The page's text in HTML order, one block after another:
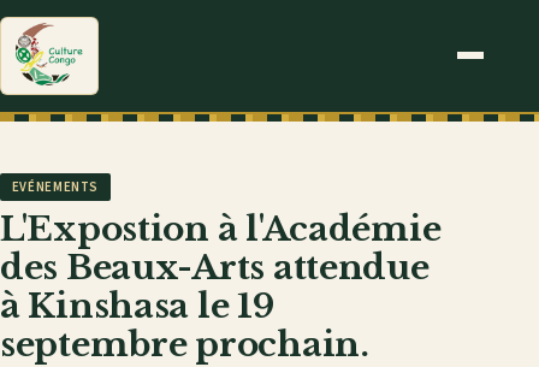
EVÉNEMENTS
L'Expostion à l'Académie
des Beaux-Arts attendue
à Kinshasa le 19
septembre prochain.